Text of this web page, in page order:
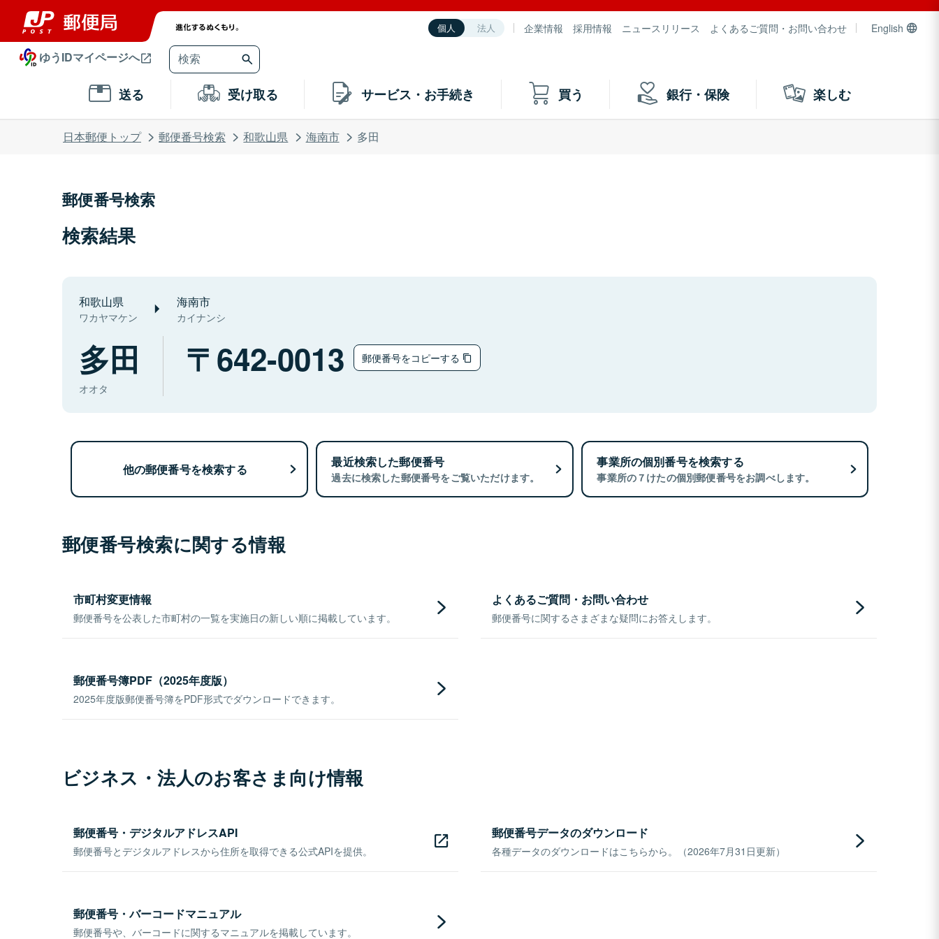
個人 法人 企業情報 採用情報 ニュースリリース よくあるご質問・お問い合わせ English
ゆうIDマイページへ
送る 受け取る サービス・お手続き 買う 銀行・保険 楽しむ
日本郵便トップ 郵便番号検索 和歌山県 海南市 多田
郵便番号検索
検索結果
和歌山県
ワカヤマケン
海南市
カイナンシ
多田
オオタ
642-0013 郵便番号をコピーする
他の郵便番号を検索する 最近検索した郵便番号
過去に検索した郵便番号をご覧いただけます。
事業所の個別番号を検索する
事業所の７けたの個別郵便番号をお調べします。
郵便番号検索に関する情報
市町村変更情報
郵便番号を公表した市町村の一覧を実施日の新しい順に掲載しています。
よくあるご質問・お問い合わせ
郵便番号に関するさまざまな疑問にお答えします。
郵便番号簿PDF（2025年度版）
2025年度版郵便番号簿をPDF形式でダウンロードできます。
ビジネス・法人のお客さま向け情報
郵便番号・デジタルアドレスAPI
郵便番号とデジタルアドレスから住所を取得できる公式APIを提供。
郵便番号データのダウンロード
各種データのダウンロードはこちらから。（2026年7月31日更新）
郵便番号・バーコードマニュアル
郵便番号や、バーコードに関するマニュアルを掲載しています。